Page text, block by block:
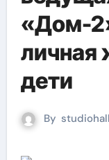
«Дом-
личная
дети
By